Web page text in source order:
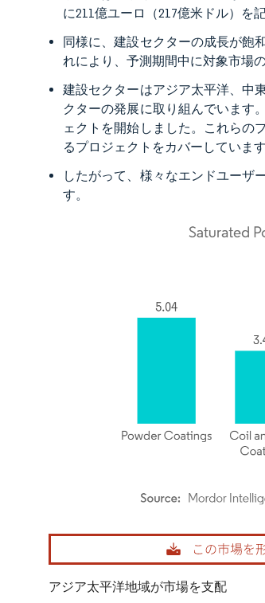
に211億ユーロ（217億米ドル）を
同様に、建設セクターの成長が飽
れにより、予測期間中に対象市場
建設セクターはアジア太平洋、中
クターの発展に取り組んでいます
ェクトを開始しました。これらの
るプロジェクトをカバーしています
したがって、様々なエンドユーザ
す。
画像 © Mordor Intelligence。再利用にはCC BY
アジア太平洋地域が市場を支配